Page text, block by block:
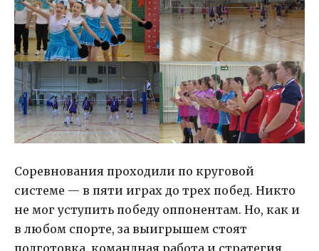
Соревнования проходили по круговой
системе — в пяти играх до трех побед. Никто
не мог уступить победу оппонентам. Но, как и
в любом спорте, за выигрышем стоят